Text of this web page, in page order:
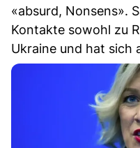
«absurd, Nonsens».
Kontakte sowohl zu
Ukraine und hat sich